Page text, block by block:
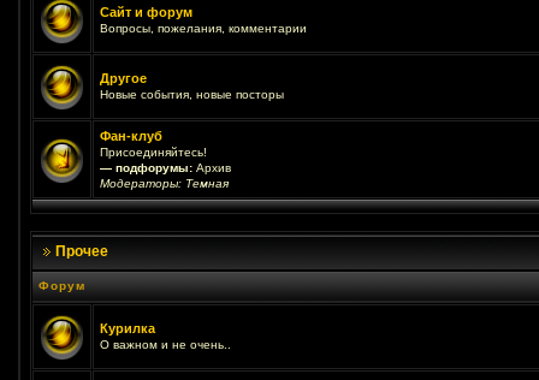
Сайт и форум
Вопросы, пожелания, комментарии
Другое
Новые события, новые посторы
Фан-клуб
Присоединяйтесь!
— подфорумы: Архив
Модераторы: Темная
Прочее
Форум
Курилка
О важном и не очень..